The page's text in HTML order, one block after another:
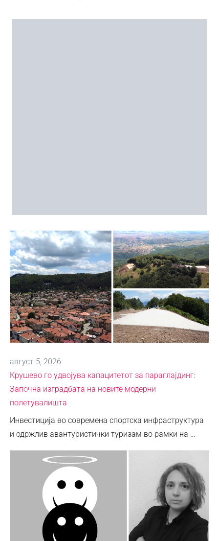
август 5, 2026
Крушево го удвојува капацитетот за параглајдинг:
Започна изградбата на новите модерни
полетувалишта
Инвестиција во современа спортска инфраструктура
и одржлив авантуристички туризам во рамки на …